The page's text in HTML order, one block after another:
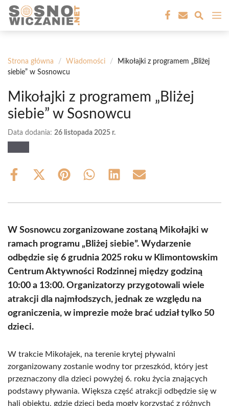
Przejdź
treści
Strona główna / Wiadomości /
Mikołajki z programem „Bliżej
siebie” w Sosnowcu
Mikołajki z programem „Bliżej
siebie” w Sosnowcu
Data dodania: 26 listopada 2025 r.
Share
Share
(Twitter)
Share Share Share Share
W Sosnowcu zorganizowane zostaną Mikołajki w
ramach programu „Bliżej siebie”. Wydarzenie
odbędzie się 6 grudnia 2025 roku w Klimontowskim
Centrum Aktywności Rodzinnej między godziną
10:00 a 13:00. Organizatorzy przygotowali wiele
atrakcji dla najmłodszych, jednak ze względu na
ograniczenia, w imprezie może brać udział tylko 50
dzieci.
W trakcie Mikołajek, na terenie krytej pływalni
zorganizowany zostanie wodny tor przeszkód, który jest
przeznaczony dla dzieci powyżej 6. roku życia znających
podstawy pływania. Większa część atrakcji odbędzie się w
hali obiektu, gdzie dzieci będą mogły korzystać z różnych